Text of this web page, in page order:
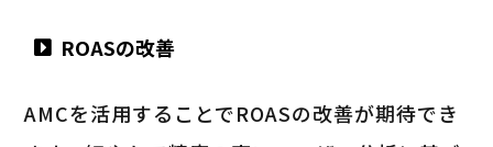
ROASの改善
AMCを活用することでROASの改善が期待でき